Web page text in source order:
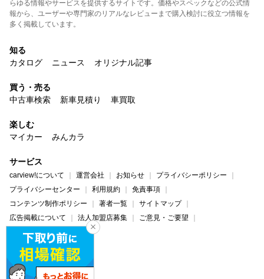
らゆる情報やサービスを提供するサイトです。価格やスペックなどの公式情
報から、ユーザーや専門家のリアルなレビューまで購入検討に役立つ情報を
多く掲載しています。
知る
カタログ
ニュース オリジナル記事
買う・売る
中古車検索
新車見積り 車買取
楽しむ
マイカー
みんカラ
サービス
carview!について 運営会社 お知らせ
プライバシーポリシー
プライバシーセンター
利用規約
免責事項
コンテンツ制作ポリシー
著者一覧
サイトマップ
広告掲載について
法人加盟店募集
ご意見・ご要望
ヘルプ・お問い合わせ
carview! Yahoo! JAPAN